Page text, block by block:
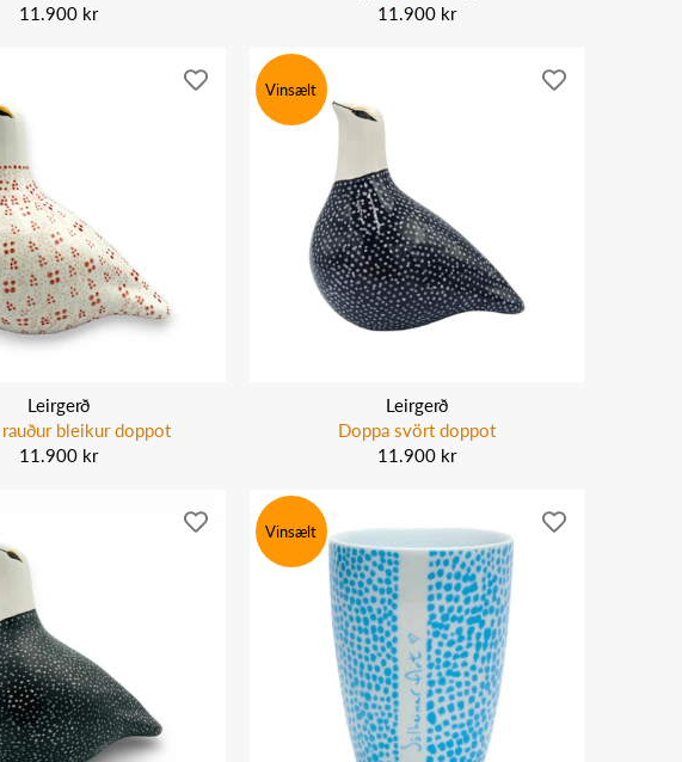
11.900 kr
11.900 kr
Leirgerð
bleikur doppot
11.900 kr
Vinsælt
Leirgerð
Doppa svört doppot
11.900 kr
Vinsælt